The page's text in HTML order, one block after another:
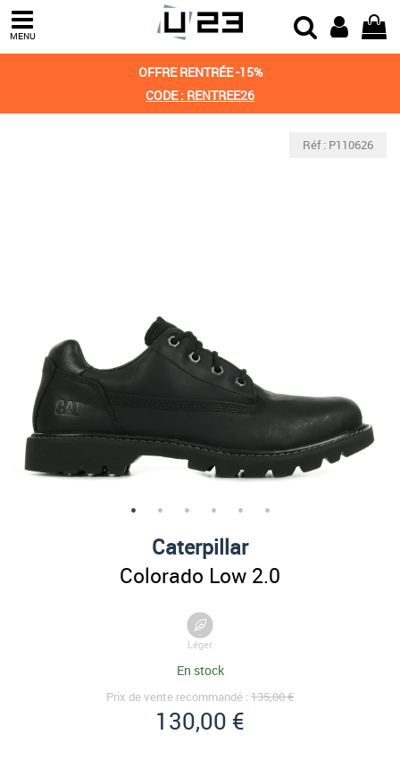
MENU
OFFRE RENTRÉE -15%
CODE : RENTREE26
Réf : P110626
Caterpillar
Colorado Low 2.0
Léger
En stock
Prix de vente recommandé : 135,00 €
130,00 €